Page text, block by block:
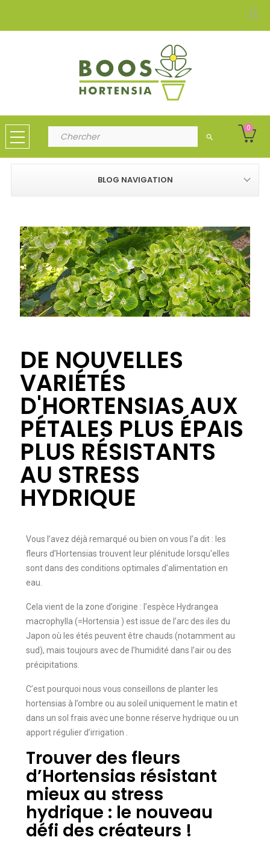
search
0
BLOG NAVIGATION
DE NOUVELLES
VARIÉTÉS
D'HORTENSIAS AUX
PÉTALES PLUS ÉPAIS
PLUS RÉSISTANTS
AU STRESS
HYDRIQUE
Vous l’avez déjà remarqué ou bien on vous l’a dit : les
fleurs d’Hortensias trouvent leur plénitude lorsqu'elles
sont dans des conditions optimales d’alimentation en
eau.
Cela vient de la zone d’origine : l’espèce Hydrangea
macrophylla (=Hortensia ) est issue de l’arc des iles du
Japon où les étés peuvent être chauds (notamment au
sud), mais toujours avec de l’humidité dans l’air ou des
précipitations.
C’est pourquoi nous vous conseillons de planter les
hortensias à l’ombre ou au soleil uniquement le matin et
dans un sol frais avec une bonne réserve hydrique ou un
apport régulier d’irrigation .
Trouver des fleurs
d’Hortensias résistant
mieux au stress
hydrique : le nouveau
défi des créateurs !